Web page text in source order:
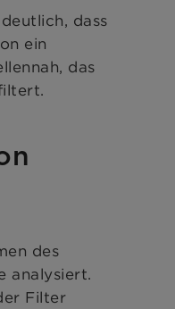
dass
ein
das
des
analysiert.
Filter